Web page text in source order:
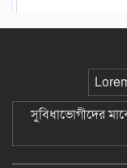
সুবিধাভোগীদের